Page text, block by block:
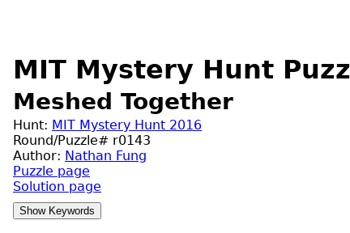
MIT Mystery Hunt
Meshed Together
Hunt: MIT Mystery Hunt 2016
Round/Puzzle# r0143
Author: Nathan Fung
Puzzle page
Solution page